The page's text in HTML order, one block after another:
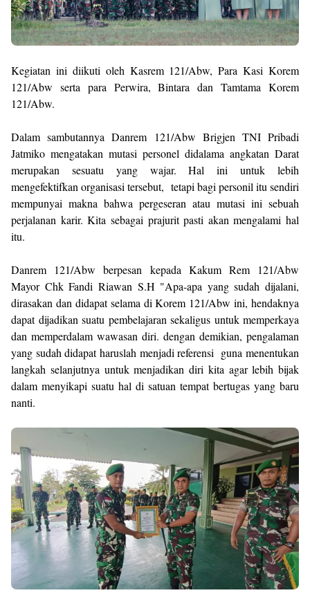
Kegiatan ini diikuti oleh Kasrem 121/Abw, Para Kasi Korem
121/Abw serta para Perwira, Bintara dan Tamtama Korem
121/Abw.
Dalam sambutannya Danrem 121/Abw Brigjen TNI Pribadi
Jatmiko mengatakan mutasi personel didalama angkatan Darat
merupakan sesuatu yang wajar. Hal ini untuk lebih
mengefektifkan organisasi tersebut, tetapi bagi personil itu sendiri
mempunyai makna bahwa pergeseran atau mutasi ini sebuah
perjalanan karir. Kita sebagai prajurit pasti akan mengalami hal
itu.
Danrem 121/Abw berpesan kepada Kakum Rem 121/Abw
Mayor Chk Fandi Riawan S.H "Apa-apa yang sudah dijalani,
dirasakan dan didapat selama di Korem 121/Abw ini, hendaknya
dapat dijadikan suatu pembelajaran sekaligus untuk memperkaya
dan memperdalam wawasan diri. dengan demikian, pengalaman
yang sudah didapat haruslah menjadi referensi guna menentukan
langkah selanjutnya untuk menjadikan diri kita agar lebih bijak
dalam menyikapi suatu hal di satuan tempat bertugas yang baru
nanti.